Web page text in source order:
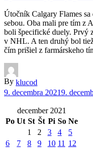
Útočník Calgary Flames sa
sebou. Oba mali pre tím z
boli špecifické duely. Prvý
v NHL. A ten druhý bol
čím prišiel z farmárskeho
By klucod
9. decembra 20219.
december 2021
Po Ut St Št Pi So Ne
1 2 3 4
5
6
7 8 9 10 11 12